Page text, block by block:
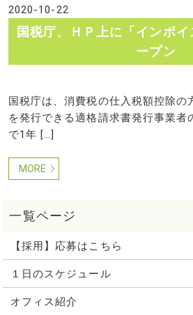
2020-10-22
国税庁、ＨＰ上に「インボ
ープン
国税庁は、消費税の仕入税額控除の
を発行できる適格請求書発行事業者
で1年 […]
MORE
【採用】応募はこちら
１日のスケジュール
オフィス紹介